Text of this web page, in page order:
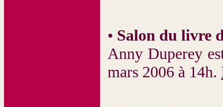
• Salon du livre
Anny Duperey
mars 2006 à 14h.